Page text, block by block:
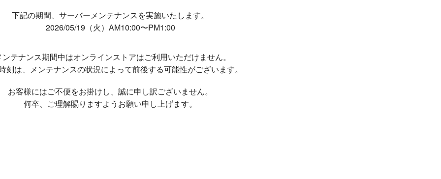
下記の期間、サーバーメンテナンスを実施いたします。
2026/05/19（火）AM10:00〜PM1:00
ンテナンス期間中はオンラインストアはご利用いただけません。
刻は、メンテナンスの状況によって前後する可能性がございます。
お客様にはご不便をお掛けし、 誠に申し訳ございません。
何卒、ご理解賜りますようお願い申し上げます。